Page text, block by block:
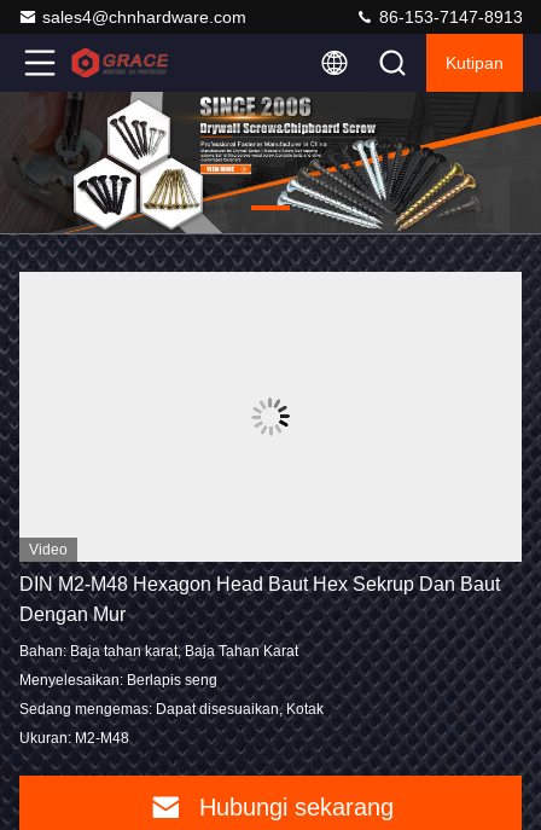
sales4@chnhardware.com 86-153-7147-8913
Kutipan
Video
DIN M2-M48 Hexagon Head Baut Hex Sekrup Dan Baut
Dengan Mur
Bahan: Baja tahan karat, Baja Tahan Karat
Menyelesaikan: Berlapis seng
Sedang mengemas: Dapat disesuaikan, Kotak
Ukuran: M2-M48
Hubungi sekarang